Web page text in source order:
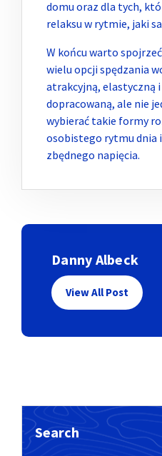
domu oraz dla tych,
relaksu w rytmie, jaki
W końcu warto
wielu opcji spędzania
atrakcyjną, elastyczną
dopracowaną, ale nie
wybierać takie formy
osobistego rytmu dnia
zbędnego napięcia.
Danny Albeck
View All Post
Search